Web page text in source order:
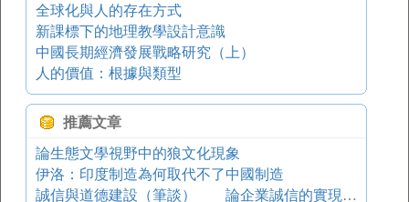
全球化與人的存在方式
新課標下的地理教學設計意識
中國長期經濟發展戰略研究（上）
人的價值：根據與類型
推薦文章
論生態文學視野中的狼文化現象
伊洛：印度制造為何取代不了中國制造
誠信與道德建設（筆談） 論企業誠信的實現機制